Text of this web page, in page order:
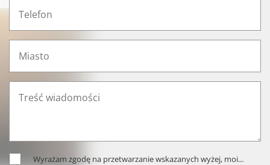
Wyrażam zgodę na przetwarzanie wskazanych wyżej, moi...